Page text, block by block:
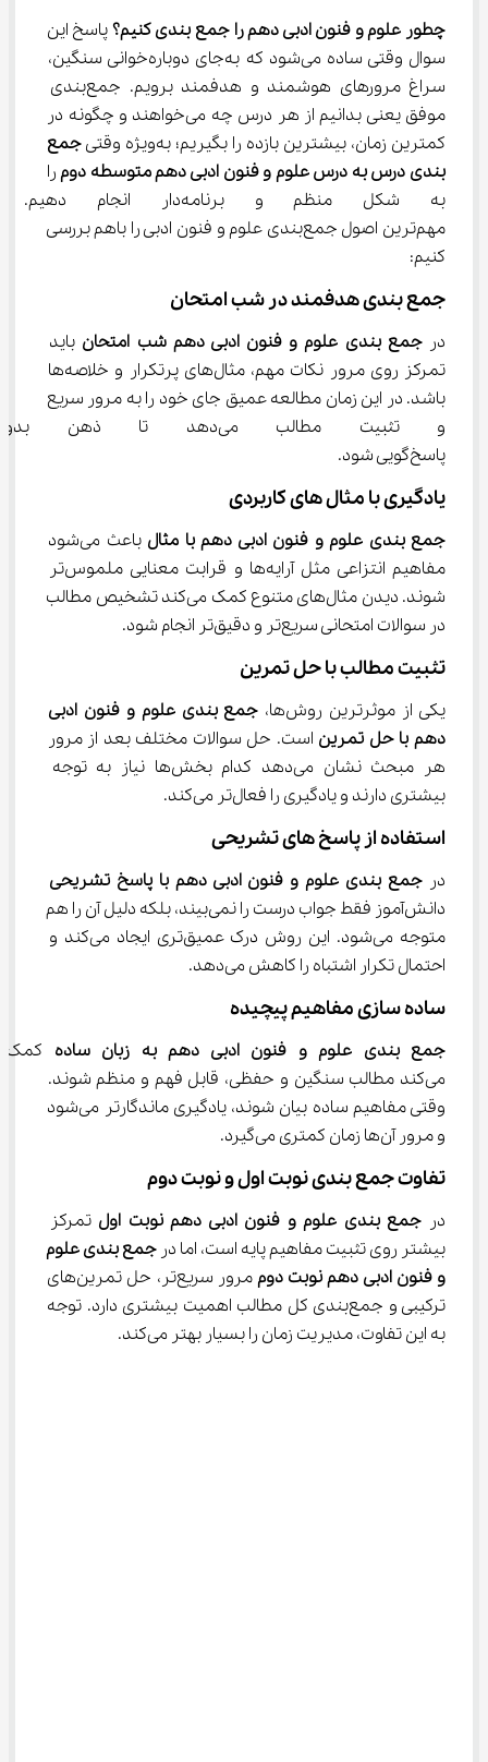
چطور علوم و فنون ادبی دهم را جمع بندی کنیم؟ پاسخ این
سوال وقتی ساده می‌شود که به‌جای دوباره‌خوانی سنگین،
سراغ مرورهای هوشمند و هدفمند برویم. جمع‌بندی
موفق یعنی بدانیم از هر درس چه می‌خواهند و چگونه در
کمترین زمان، بیشترین بازده را بگیریم؛ به‌ویژه وقتی
جمع
بندی درس به درس علوم و فنون ادبی دهم متوسطه دوم را
به شکل منظم و برنامه‌دار
مهم‌ترین اصول جمع‌بندی علوم و فنون ادبی را باهم بررسی
کنیم:
جمع ‌بندی هدفمند در شب امتحان
در جمع بندی علوم و فنون ادبی دهم شب امتحان باید
تمرکز روی مرور نکات مهم، مثال‌های پرتکرار و خلاصه‌ها
باشد. در این زمان مطالعه عمیق جای خود را به مرور سریع
و تثبیت مطالب می‌دهد تا
پاسخ‌گویی شود.
یادگیری با مثال ‌های کاربردی
جمع بندی علوم و فنون ادبی دهم با مثال
باعث می‌شود
مفاهیم انتزاعی مثل آرایه‌ها و قرابت معنایی ملموس‌تر
شوند. دیدن مثال‌های متنوع کمک می‌کند تشخیص مطالب
در سوالات امتحانی سریع‌تر و دقیق‌تر انجام شود.
تثبیت مطالب با حل تمرین
یکی از موثرترین روش‌ها،
جمع بندی علوم و فنون ادبی
دهم با حل تمرین است. حل سوالات مختلف بعد از مرور
هر مبحث نشان می‌دهد کدام بخش‌ها نیاز به توجه
بیشتری دارند و یادگیری را فعال‌تر می‌کند.
استفاده از پاسخ ‌های تشریحی
در جمع بندی علوم و فنون ادبی دهم با پاسخ تشریحی
دانش‌آموز فقط جواب درست را نمی‌بیند، بلکه دلیل آن را هم
متوجه می‌شود. این روش درک عمیق‌تری ایجاد می‌کند و
احتمال تکرار اشتباه را کاهش می‌دهد.
ساده ‌سازی مفاهیم پیچیده
جمع بندی علوم و فنون ادبی دهم به زبان ساده کمک
می‌کند مطالب سنگین و حفظی، قابل فهم و منظم شوند.
وقتی مفاهیم ساده بیان شوند، یادگیری ماندگارتر می‌شود
و مرور آن‌ها زمان کمتری می‌گیرد.
تفاوت جمع‌ بندی نوبت اول و نوبت دوم
در جمع بندی علوم و فنون ادبی دهم نوبت اول تمرکز
بیشتر روی تثبیت مفاهیم پایه است، اما در جمع بندی علوم
و فنون ادبی دهم نوبت دوم
مرور سریع‌تر، حل تمرین‌های
ترکیبی و جمع‌بندی کل مطالب اهمیت بیشتری دارد. توجه
به این تفاوت، مدیریت زمان را بسیار بهتر می‌کند.